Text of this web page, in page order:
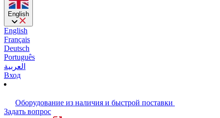
English
English
Français
Deutsch
Português
العربية
Вход
Оборудование из наличия и быстрой поставки
Задать вопрос